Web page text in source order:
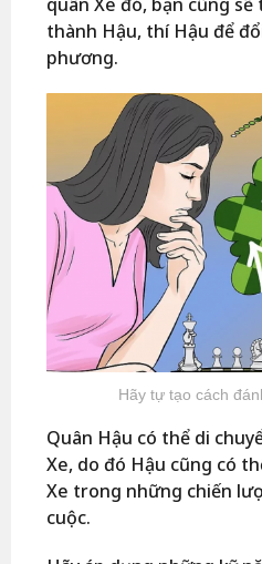
thành Hậu, thí Hậu để
phương.
Hãy tự tạo cách
Quân Hậu có thể di
Xe, do đó Hậu cũng có
Xe trong những chiến
cuộc.